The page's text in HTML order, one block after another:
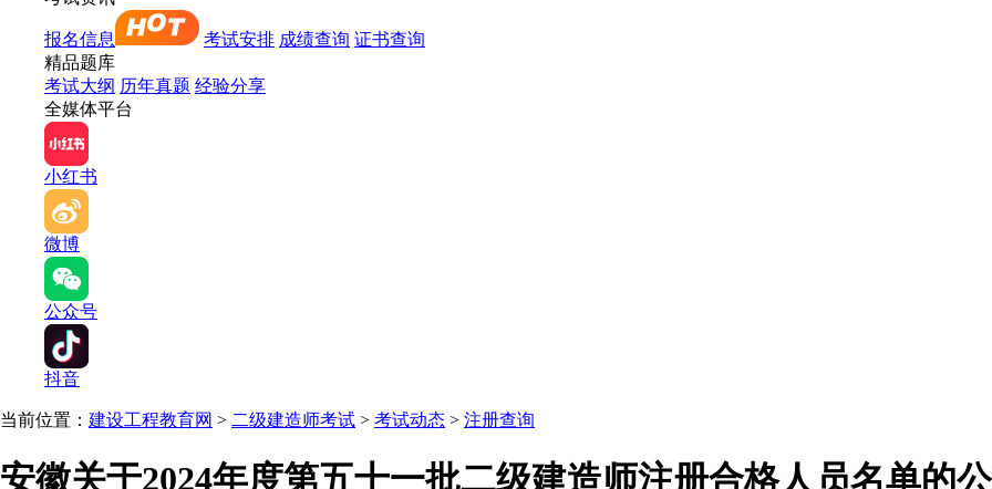
报名信息 考试安排 成绩查询 证书查询
精品题库
考试大纲 历年真题 经验分享
全媒体平台
小红书
微博
公众号
抖音
当前位置： 建设工程教育网 > 二级建造师考试 > 考试动态 > 注册查询
安徽关于2024年度第五十一批二级建造师注册合格人员名单的